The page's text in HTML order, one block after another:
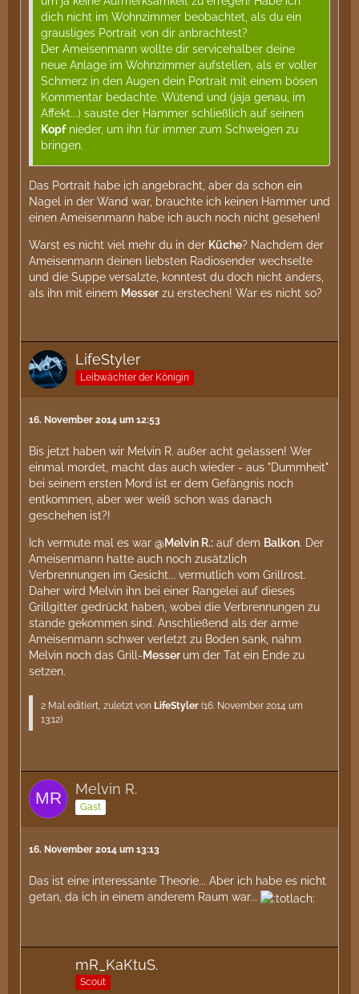
dich nicht im Wohnzimmer beobachtet, als du ein
grausliges Portrait von dir anbrachtest?
Der Ameisenmann wollte dir servicehalber deine
neue Anlage im Wohnzimmer aufstellen, als er voller
Schmerz in den Augen dein Portrait mit einem bösen
Kommentar bedachte. Wütend und (jaja genau, im
Affekt...) sauste der Hammer schließlich auf seinen
Kopfnieder, um ihn für immer zum Schweigen zu
bringen.
Das Portrait habe ich angebracht, aber da schon ein
Nagel in der Wand war, brauchte ich keinen Hammer und
einen Ameisenmann habe ich auch noch nicht gesehen!
Warst es nicht viel mehr du in der Küche? Nachdem der
Ameisenmann deinen liebsten Radiosender wechselte
und die Suppe versalzte, konntest du doch nicht anders,
als ihn mit einem Messer zu erstechen! War es nicht so?
LifeStyler
Leibwächter der Königin
16. November 2014 um 12:53
Bis jetzt haben wir Melvin R. außer acht gelassen! Wer
einmal mordet, macht das auch wieder - aus "Dummheit"
bei seinem ersten Mord ist er dem Gefängnis noch
entkommen, aber wer weiß schon was danach
geschehen ist?!
Ich vermute mal es war @Melvin R.: auf dem Balkon. Der
Ameisenmann hatte auch noch zusätzlich
Verbrennungen im Gesicht... vermutlich vom Grillrost.
Daher wird Melvin ihn bei einer Rangelei auf dieses
Grillgitter gedrückt haben, wobei die Verbrennungen zu
stande gekommen sind. Anschließend als der arme
Ameisenmann schwer verletzt zu Boden sank, nahm
Melvin noch das Grill-Messer um der Tat ein Ende zu
setzen.
2 Mal editiert, zuletzt von LifeStyler (16. November 2014 um
13:12)
Melvin R.
Gast
16. November 2014 um 13:13
Das ist eine interessante Theorie... Aber ich habe es nicht
getan, da ich in einem anderem Raum war...
mR_KaKtuS.
Scout